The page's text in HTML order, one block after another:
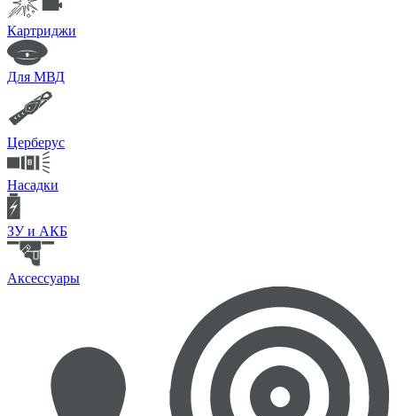
Картриджи
Для МВД
Церберус
Насадки
ЗУ и АКБ
Аксессуары